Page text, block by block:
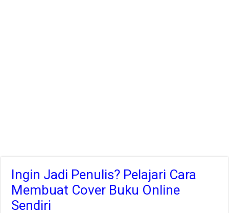
Ingin Jadi Penulis? Pelajari Cara
Membuat Cover Buku Online
Sendiri